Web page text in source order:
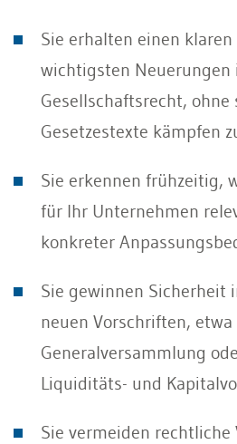
Sie erhalten einen
wichtigsten Neuerungen
Gesellschaftsrecht,
Gesetzestexte kämpfen
Sie erkennen frühzeitig,
für Ihr Unternehmen
konkreter
Sie gewinnen Sicherheit
neuen Vorschriften,
Generalversammlung
Liquiditäts- und
Sie vermeiden rechtliche